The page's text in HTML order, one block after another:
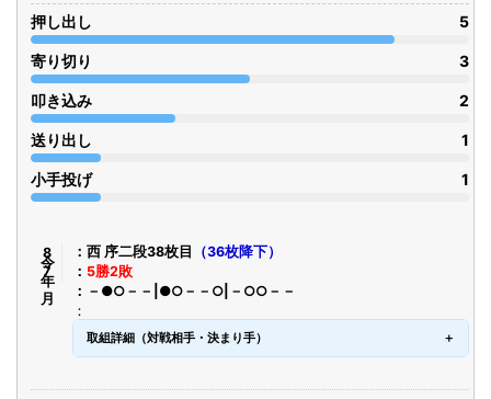
押し出し 5
寄り切り 3
叩き込み 2
送り出し 1
小手投げ 1
令8年7月 西 序二段38枚目
（36枚降下）
5勝2敗
－●○－－|●○－－○|－○○－－
取組詳細（対戦相手・決まり手）